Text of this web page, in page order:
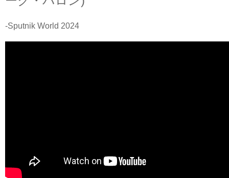
-Sputnik World 2024